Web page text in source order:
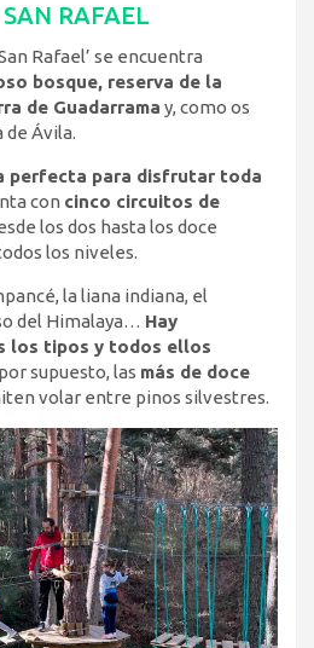
RAFAEL
Rafael’ se encuentra
bosque, reserva de la
de Guadarrama y, como os
de Ávila.
perfecta para disfrutar toda
con cinco circuitos de
los dos hasta los doce
los niveles.
la liana indiana, el
del Himalaya… Hay
los tipos y todos ellos
supuesto, las más de doce
volar entre pinos silvestres.